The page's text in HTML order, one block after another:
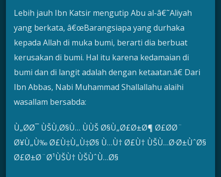
Lebih jauh Ibn Katsir mengutip Abu al-â€˜Aliyah
yang berkata, â€œBarangsiapa yang durhaka
kepada Allah di muka bumi, berarti dia berbuat
kerusakan di bumi. Hal itu karena kedamaian di
bumi dan di langit adalah dengan ketaatan.â€ Dari
Ibn Abbas, Nabi Muhammad Shallallahu alaihi
wasallam bersabda:
Ù„Ø­Ø¯ ÙŠÙ‚Ø§Ù… ÙÙŠ Ø§Ù„Ø£Ø±Ø¶ Ø£Ø­Ø¨
Ø¥Ù„Ù‰ Ø£Ù‡Ù„Ù‡Ø§ Ù…Ù† Ø£Ù† ÙŠÙ…Ø·Ø±ÙˆØ§
Ø£Ø±Ø¨Ø¹ÙŠÙ† ÙŠÙˆÙ…Ø§